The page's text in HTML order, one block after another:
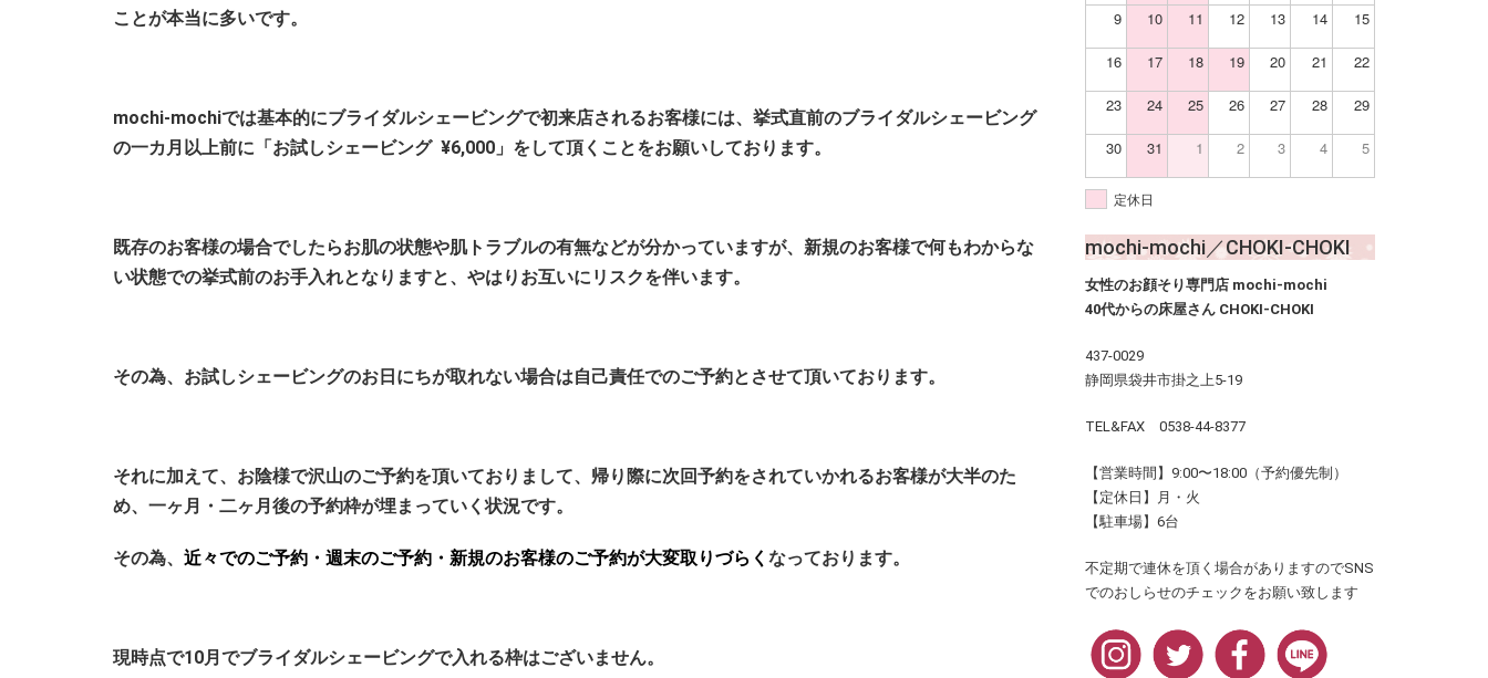
ことが本当に多いです。
mochi-mochiでは基本的にブライダルシェービングで初来店されるお客様には、挙式直前のブライダルシェービング
の一カ月以上前に「お試しシェービング ¥6,000」をして頂くことをお願いしております。
既存のお客様の場合でしたらお肌の状態や肌トラブルの有無などが分かっていますが、新規のお客様で何もわからな
い状態での挙式前のお手入れとなりますと、やはりお互いにリスクを伴います。
その為、お試しシェービングのお日にちが取れない場合は自己責任でのご予約とさせて頂いております。
それに加えて、 お陰様で沢山のご予約を頂いておりまして、帰り際に次回予約をされていかれるお客様が大半のた
め、一ヶ月・二ヶ月後の予約枠が埋まっていく状況です。
その為、 近々でのご予約・週末のご予約・新規のお客様のご予約が大変取りづらく なっております。
現時点で10月でブライダルシェービングで入れる枠はございません。
9 10 11 12 13 14 15
16 17 18 19 20 21 22
23 24 25 26 27 28 29
30 31 1 2 3 4 5
定休日
mochi-mochi／CHOKI-CHOKI
女性のお顔そり専門店 mochi-mochi
40代からの床屋さん CHOKI-CHOKI
437-0029
静岡県袋井市掛之上5-19
TEL&FAX 0538-44-8377
【営業時間】9:00〜18:00（予約優先制）
【定休日】月・火
【駐車場】6台
不定期で連休を頂く場合がありますのでSNS
でのおしらせのチェックをお願い致します